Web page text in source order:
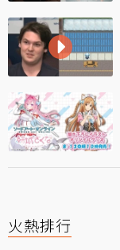
火熱排行